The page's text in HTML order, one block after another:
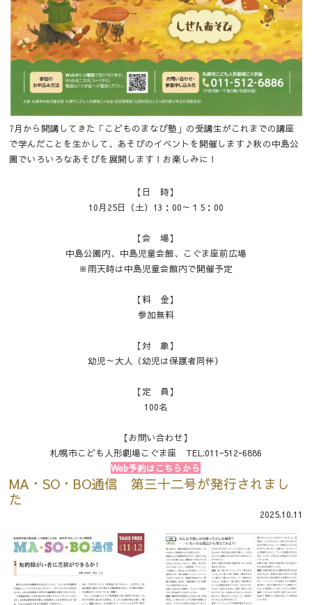
7月から開講してきた「こどものまなび塾」の受講生がこれまでの講座
で学んだことを生かして、あそびのイベントを開催します♪秋の中島公
園でいろいろなあそびを展開します！お楽しみに！
【日 時】
10月25日（土）13：00～１5：00
【会 場】
中島公園内、中島児童会館、こぐま座前広場
※雨天時は中島児童会館内で開催予定
【料 金】
参加無料
【対 象】
幼児～大人（幼児は保護者同伴）
【定 員】
100名
【お問い合わせ】
札幌市こども人形劇場こぐま座 TEL:011ｰ512ｰ6886
Web予約はこちらから
MA・SO・BO通信 第三十二号が発行されまし
た
2025.10.11